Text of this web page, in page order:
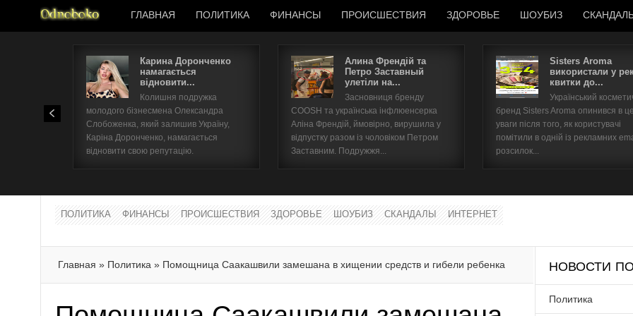
ГЛАВНАЯ ПОЛИТИКА ФИНАНСЫ ПРОИСШЕСТВИЯ ЗДОРОВЬЕ ШОУБИЗ
Карина Доронченко
намагається
відновити...
Колишня подружка
молодого бізнесмена Олександра
Слобоженка, який залишив Україну,
Каріна Доронченко, намагається
відновити свою репутацію.
Алина Френдій та
Петро Заставный
улетіли на...
Засновниця бренду
COOSH та українська інфлюенсерка
Аліна Френдій, ймовірно, вирушила у
відпустку разом із чоловіком Петром
Заставним. Подружжя...
Sisters Aroma
використали у
квитки до...
Український
бренд Sisters Aroma опинився в
уваги після того, як користувачі
помітили в одній із рекламних
розсилок...
ПОЛИТИКА ФИНАНСЫ ПРОИСШЕСТВИЯ ЗДОРОВЬЕ ШОУБИЗ СКАНДАЛЫ ИНТЕРНЕТ
Главная » Политика » Помощница Саакашвили замешана в хищении средств и гибели ребенка НОВОСТИ
Политика
Имя пользователя
Забыли имя пользователя?